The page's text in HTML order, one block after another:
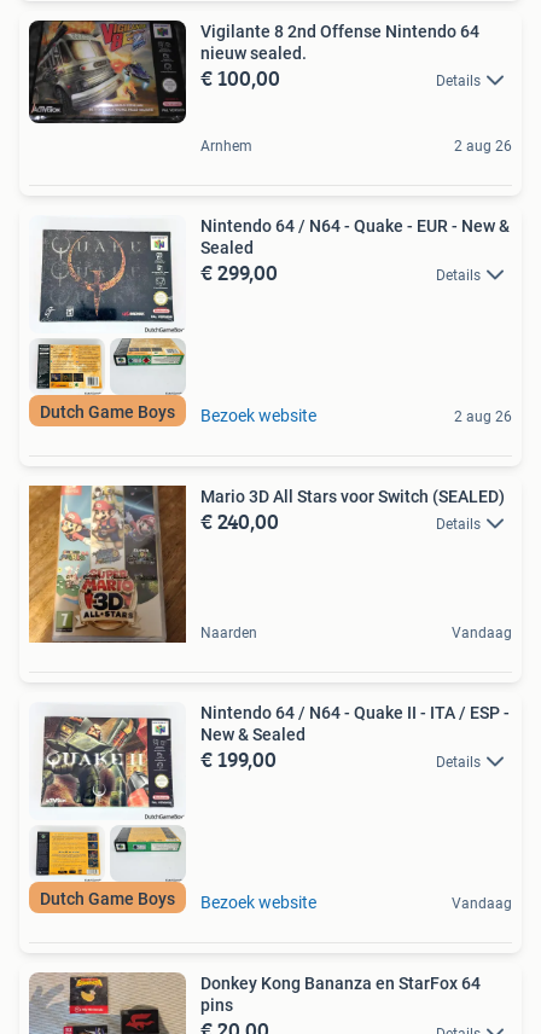
Vigilante 8 2nd Offense Nintendo 64
nieuw sealed.
€ 100,00 Details
Arnhem 2 aug 26
Dutch Game Boys
Nintendo 64 / N64 - Quake - EUR - New &
Sealed
€ 299,00 Details
Bezoek website 2 aug 26
Mario 3D All Stars voor Switch (SEALED)
€ 240,00 Details
Naarden Vandaag
Dutch Game Boys
Nintendo 64 / N64 - Quake II - ITA / ESP -
New & Sealed
€ 199,00 Details
Bezoek website Vandaag
Donkey Kong Bananza en StarFox 64
pins